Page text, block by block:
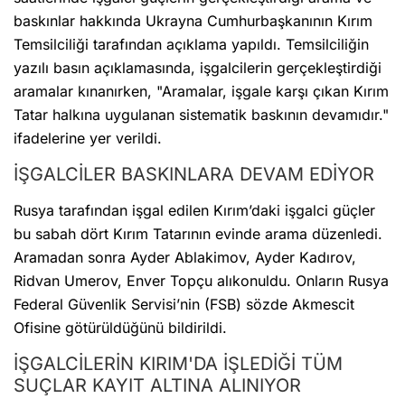
baskınlar hakkında Ukrayna Cumhurbaşkanının Kırım
Temsilciliği tarafından açıklama yapıldı. Temsilciliğin
yazılı basın açıklamasında, işgalcilerin gerçekleştirdiği
aramalar kınanırken, "Aramalar, işgale karşı çıkan Kırım
Tatar halkına uygulanan sistematik baskının devamıdır."
ifadelerine yer verildi.
İŞGALCİLER BASKINLARA DEVAM EDİYOR
Rusya tarafından işgal edilen Kırım’daki işgalci güçler
bu sabah dört Kırım Tatarının evinde arama düzenledi.
Aramadan sonra Ayder Ablakimov, Ayder Kadırov,
Ridvan Umerov, Enver Topçu alıkonuldu. Onların Rusya
Federal Güvenlik Servisi’nin (FSB) sözde Akmescit
Ofisine götürüldüğünü bildirildi.
İŞGALCİLERİN KIRIM'DA İŞLEDİĞİ TÜM
SUÇLAR KAYIT ALTINA ALINIYOR